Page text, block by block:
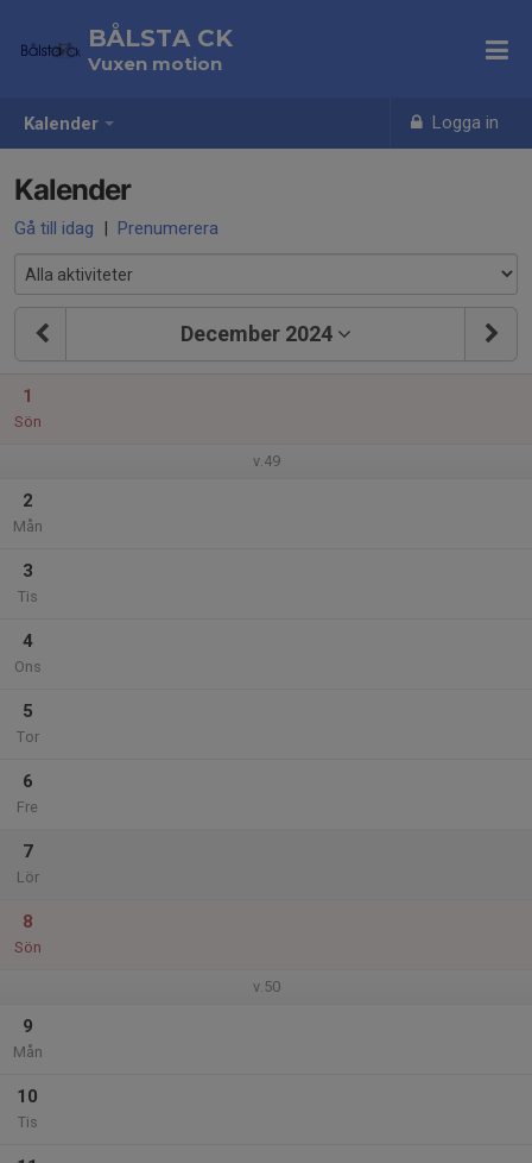
Kalender Logga in
BÅLSTA CK
Vuxen motion
Kalender
Gå till idag | Prenumerera
December 2024
1
Sön
v.49
2
Mån
3
Tis
4
Ons
5
Tor
6
Fre
7
Lör
8
Sön
v.50
9
Mån
10
Tis